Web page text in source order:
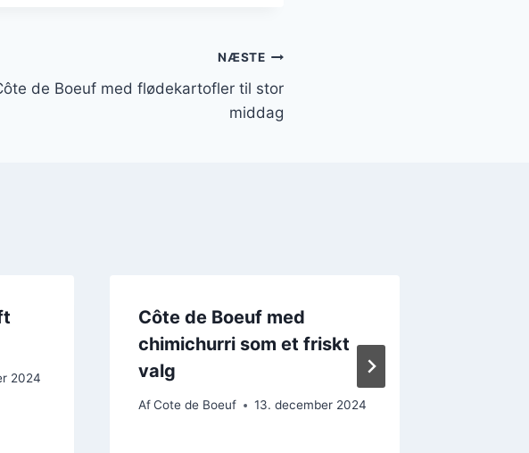
NÆSTE
de Boeuf med flødekartofler til stor
middag
2024
Côte de Boeuf med
chimichurri som et friskt
valg
Af Cote de Boeuf 13. december 2024